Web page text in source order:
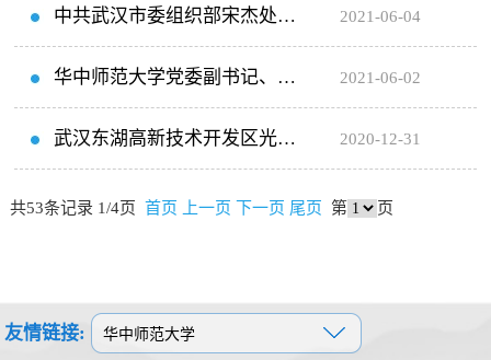
研
教授亲笔题词祝贺华中师范大学
科技园成立20周年
2021-06-04
中共武汉市委组织部宋杰处长
和武汉市科技局陈建平处长等领
导来华师科技园...
2021-06-02
华中师范大学党委副书记、纪
委书记陈厚丰等领导同志来华师
科技园检查指导...
2020-12-31
武汉东湖高新技术开发区光电
园综合党委书记、常务副主任陈
共53条记录 1/4页 首页 上一页 下一页 尾页 第 页
友情链接: